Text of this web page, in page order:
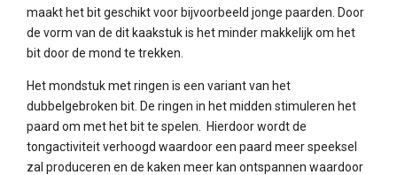
maakt het bit geschikt voor bijvoorbeeld jonge paarden. Door
de vorm van de dit kaakstuk is het minder makkelijk om het
bit door de mond te trekken.
Het mondstuk met ringen is een variant van het
dubbelgebroken bit. De ringen in het midden stimuleren het
paard om met het bit te spelen. Hierdoor wordt de
tongactiviteit verhoogd waardoor een paard meer speeksel
zal produceren en de kaken meer kan ontspannen waardoor